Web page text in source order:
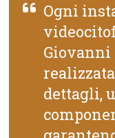
Ogni
Giovanni
dettagli,